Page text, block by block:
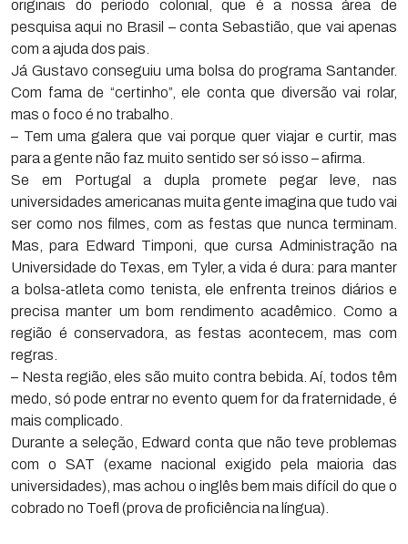
originais do período colonial, que é a nossa área de
pesquisa aqui no Brasil – conta Sebastião, que vai apenas
com a ajuda dos pais.
Já Gustavo conseguiu uma bolsa do programa Santander.
Com fama de “certinho”, ele conta que diversão vai rolar,
mas o foco é no trabalho.
– Tem uma galera que vai porque quer viajar e curtir, mas
para a gente não faz muito sentido ser só isso – afirma.
Se em Portugal a dupla promete pegar leve, nas
universidades americanas muita gente imagina que tudo vai
ser como nos filmes, com as festas que nunca terminam.
Mas, para Edward Timponi, que cursa Administração na
Universidade do Texas, em Tyler, a vida é dura: para manter
a bolsa-atleta como tenista, ele enfrenta treinos diários e
precisa manter um bom rendimento acadêmico. Como a
região é conservadora, as festas acontecem, mas com
regras.
– Nesta região, eles são muito contra bebida. Aí, todos têm
medo, só pode entrar no evento quem for da fraternidade, é
mais complicado.
Durante a seleção, Edward conta que não teve problemas
com o SAT (exame nacional exigido pela maioria das
universidades), mas achou o inglês bem mais difícil do que o
cobrado no Toefl (prova de proficiência na língua).